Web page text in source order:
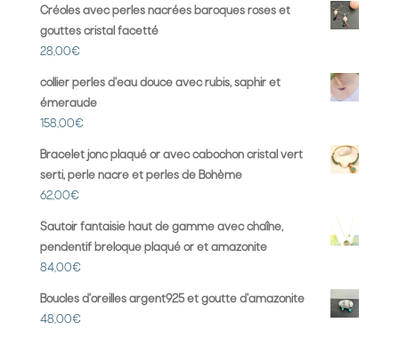
Créoles avec perles nacrées baroques roses et
gouttes cristal facetté
28,00€
collier perles d'eau douce avec rubis, saphir et
émeraude
158,00€
Bracelet jonc plaqué or avec cabochon cristal vert
serti, perle nacre et perles de Bohème
62,00€
Sautoir fantaisie haut de gamme avec chaîne,
pendentif breloque plaqué or et amazonite
84,00€
Boucles d'oreilles argent925 et goutte d'amazonite
48,00€